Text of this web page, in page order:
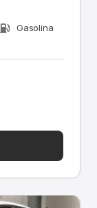
Gasolina